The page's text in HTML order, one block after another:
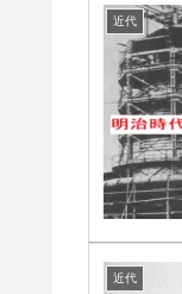
近代
近代